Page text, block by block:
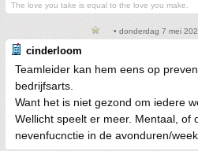
The love you take is equal to the love you make.
• donderdag 7 mei
cinderloom
Teamleider kan hem eens op
bedrijfsarts.
Want het is niet gezond om iedere
Wellicht speelt er meer. Mentaal, of
nevenfucnctie in de avonduren/